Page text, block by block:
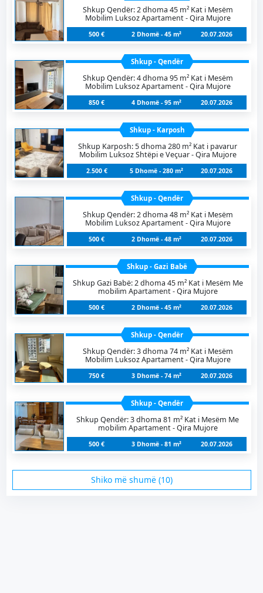
Shkup Qendër: 2 dhoma 45 m² Kat i Mesëm
Mobilim Luksoz Apartament - Qira Mujore
500 € 2 Dhomë - 45 m² 20.07.2026
Shkup - Qendër
Shkup Qendër: 4 dhoma 95 m² Kat i Mesëm
Mobilim Luksoz Apartament - Qira Mujore
850 € 4 Dhomë - 95 m² 20.07.2026
Shkup - Karposh
Shkup Karposh: 5 dhoma 280 m² Kat i pavarur
Mobilim Luksoz Shtëpi e Veçuar - Qira Mujore
2.500 € 5 Dhomë - 280 m² 20.07.2026
Shkup - Qendër
Shkup Qendër: 2 dhoma 48 m² Kat i Mesëm
Mobilim Luksoz Apartament - Qira Mujore
500 € 2 Dhomë - 48 m² 20.07.2026
Shkup - Gazi Babë
Shkup Gazi Babë: 2 dhoma 45 m² Kat i Mesëm Me
mobilim Apartament - Qira Mujore
500 € 2 Dhomë - 45 m² 20.07.2026
Shkup - Qendër
Shkup Qendër: 3 dhoma 74 m² Kat i Mesëm
Mobilim Luksoz Apartament - Qira Mujore
750 € 3 Dhomë - 74 m² 20.07.2026
Shkup - Qendër
Shkup Qendër: 3 dhoma 81 m² Kat i Mesëm Me
mobilim Apartament - Qira Mujore
500 € 3 Dhomë - 81 m² 20.07.2026
Shiko më shumë (10)